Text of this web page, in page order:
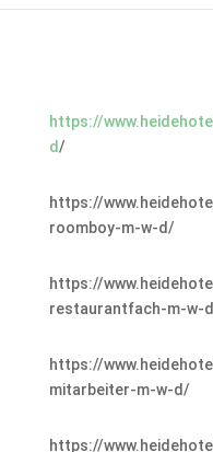
https://
d/
https://
roomboy-m-w-d/
https://
restaurantfach-m-w-
https://
mitarbeiter-m-w-d/
https://